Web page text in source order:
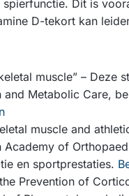
Dit is
D-tekort kan
muscle” –
Metabolic Care,
muscle and
of
en sportprestaties.
Prevention of